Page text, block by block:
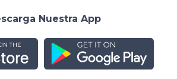
Nuestra App